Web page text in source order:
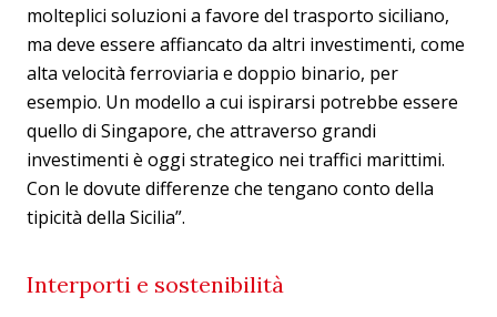
molteplici soluzioni a favore del trasporto siciliano,
ma deve essere affiancato da altri investimenti, come
alta velocità ferroviaria e doppio binario, per
esempio. Un modello a cui ispirarsi potrebbe essere
quello di Singapore, che attraverso grandi
investimenti è oggi strategico nei traffici marittimi.
Con le dovute differenze che tengano conto della
tipicità della Sicilia”.
Interporti e sostenibilità